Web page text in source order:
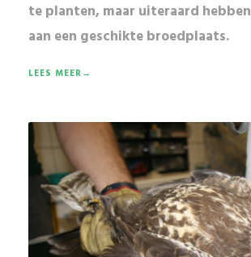
te planten, maar uiteraard
aan een geschikte broedplaats.
LEES MEER→